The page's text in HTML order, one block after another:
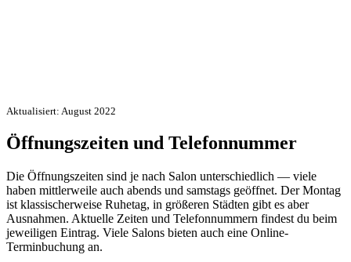
Aktualisiert: August 2022
Öffnungszeiten und Telefonnummer
Die Öffnungszeiten sind je nach Salon unterschiedlich — viele
haben mittlerweile auch abends und samstags geöffnet. Der Montag
ist klassischerweise Ruhetag, in größeren Städten gibt es aber
Ausnahmen. Aktuelle Zeiten und Telefonnummern findest du beim
jeweiligen Eintrag. Viele Salons bieten auch eine Online-
Terminbuchung an.